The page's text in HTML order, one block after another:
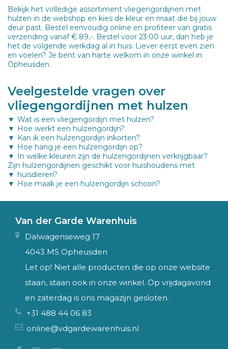
Bekijk het volledige assortiment vliegengordijnen met
hulzen in de webshop en kies de kleur en maat die bij jouw
deur past. Bestel eenvoudig online en profiteer van gratis
verzending vanaf € 89,-. Bestel voor 23:00 uur, dan heb je
het de volgende werkdag al in huis. Liever eerst even zien
en voelen? Je bent van harte welkom in onze winkel in
Opheusden.
Veelgestelde vragen over
vliegengordijnen met hulzen
Wat is een vliegengordijn met hulzen?
Hoe werkt een hulzengordijn?
Kan ik een hulzengordijn inkorten?
Hoe hang je een hulzengordijn op?
In welke kleuren zijn de hulzengordijnen verkrijgbaar?
Zijn hulzengordijnen geschikt voor huishoudens met
huisdieren?
Hoe maak je een hulzengordijn schoon?
Van der Garde Warenhuis
Dalwagenseweg 17
4043 MS Opheusden
Let op! Niet alle producten die op onze website
staan, staan ook in onze winkel. Op vrijdagavond
en zaterdag is ons magazijn gesloten.
+31 488 44 06 83
online@vdgardewarenhuis.nl